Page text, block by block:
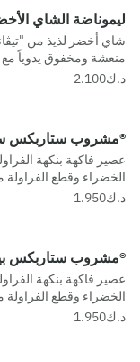
ليموناضة الشاي
شاي أخضر لذيذ من
منعشة ومخفوق يدوياً
لفترة بعد الظهيرة.لا
®مشروب ستاربكس
عصير فاكهة بنكهة
الخضراء وقطع الفراولة
®مشروب ستاربكس
عصير فاكهة بنكهة
الخضراء وقطع
والثلج.